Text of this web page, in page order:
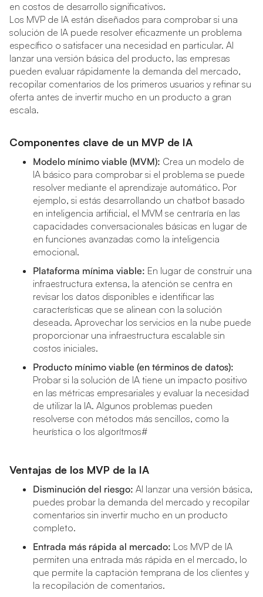
en costos de desarrollo significativos.
Los MVP de IA están diseñados para comprobar si una
solución de IA puede resolver eficazmente un problema
específico o satisfacer una necesidad en particular. Al
lanzar una versión básica del producto, las empresas
pueden evaluar rápidamente la demanda del mercado,
recopilar comentarios de los primeros usuarios y refinar su
oferta antes de invertir mucho en un producto a gran
escala.
Componentes clave de un MVP de IA
Modelo mínimo viable (MVM): Crea un modelo de
IA básico para comprobar si el problema se puede
resolver mediante el aprendizaje automático. Por
ejemplo, si estás desarrollando un chatbot basado
en inteligencia artificial, el MVM se centraría en las
capacidades conversacionales básicas en lugar de
en funciones avanzadas como la inteligencia
emocional.
Plataforma mínima viable: En lugar de construir una
infraestructura extensa, la atención se centra en
revisar los datos disponibles e identificar las
características que se alinean con la solución
deseada. Aprovechar los servicios en la nube puede
proporcionar una infraestructura escalable sin
costos iniciales.
Producto mínimo viable (en términos de datos):
Probar si la solución de IA tiene un impacto positivo
en las métricas empresariales y evaluar la necesidad
de utilizar la IA. Algunos problemas pueden
resolverse con métodos más sencillos, como la
heurística o los algorítmos#
Ventajas de los MVP de la IA
Disminución del riesgo: Al lanzar una versión básica,
puedes probar la demanda del mercado y recopilar
comentarios sin invertir mucho en un producto
completo.
Entrada más rápida al mercado: Los MVP de IA
permiten una entrada más rápida en el mercado, lo
que permite la captación temprana de los clientes y
la recopilación de comentarios.